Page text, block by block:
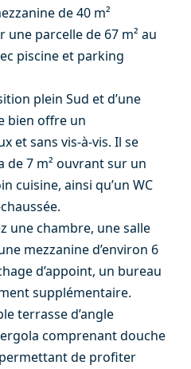
de 40 m²
parcelle de 67 m² au
piscine et parking
plein Sud et d’une
bien offre un
et sans vis-à-vis. Il se
de 7 m² ouvrant sur un
cuisine, ainsi qu’un WC
une chambre, une salle
mezzanine d’environ 6
d’appoint, un bureau
supplémentaire.
terrasse d’angle
comprenant douche
de profiter